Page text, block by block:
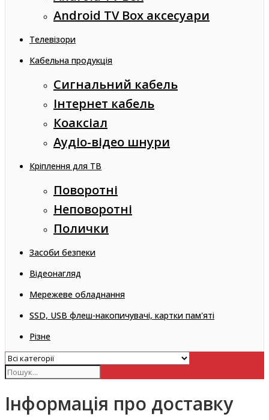
Android TV Box аксесуари
Телевізори
Кабельна продукція
Сигнальний кабель
Інтернет кабель
Коаксіал
Аудіо-відео шнури
Кріплення для ТВ
Поворотні
Неповоротні
Полички
Засоби безпеки
Відеонагляд
Мережеве обладнання
SSD, USB флеш-накопичувачі, картки пам'яті
Різне
Інформація про доставку